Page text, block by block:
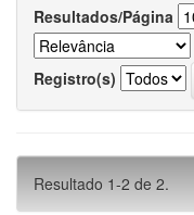
Resultados/Página
Registro(s)
Resultado 1-2 de 2.